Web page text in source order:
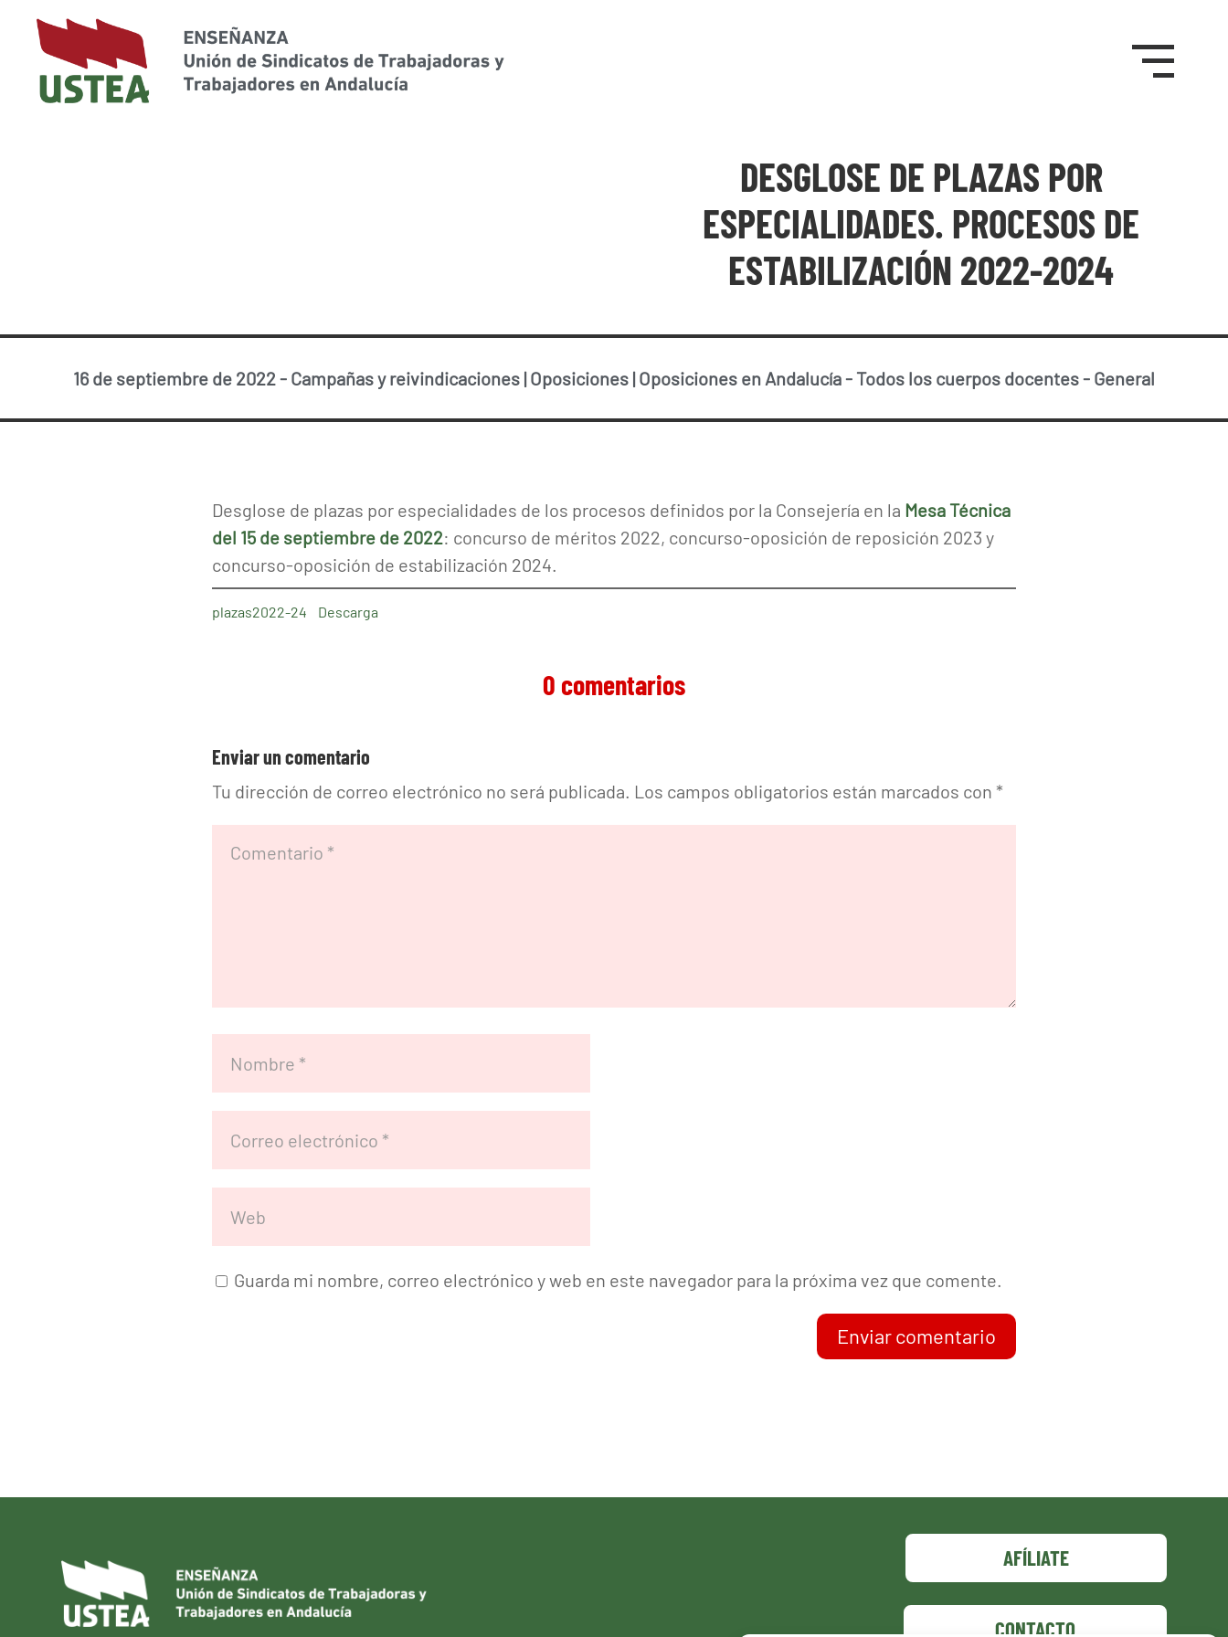
DESGLOSE DE PLAZAS POR
ESPECIALIDADES. PROCESOS DE
ESTABILIZACIÓN 2022-2024
16 de septiembre de 2022- Campañas y reivindicaciones |Oposiciones |Oposiciones en Andalucía- Todos los cuerpos docentes- General
Desglose de plazas por especialidades de los procesos definidos por la Consejería en la Mesa Técnica
del 15 de septiembre de 2022: concurso de méritos 2022, concurso-oposición de reposición 2023 y
concurso-oposición de estabilización 2024.
plazas2022-24 Descarga
0 comentarios
Enviar un comentario
Tu dirección de correo electrónico no será publicada. Los campos obligatorios están marcados con *
Guarda mi nombre, correo electrónico y web en este navegador para la próxima vez que comente.
Enviar comentario
AFÍLIATE
CONTACTO